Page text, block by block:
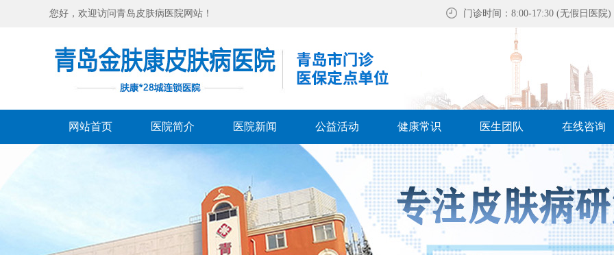
您好，欢迎访问青岛皮肤病医院网站！ 门诊时间：8:00-17:30 (无假日医院)
网站首页 医院简介 医院新闻 公益活动 健康常识 医生团队 在线咨询